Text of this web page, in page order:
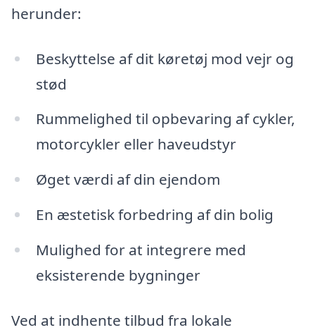
herunder:
Beskyttelse af dit køretøj mod vejr og
stød
Rummelighed til opbevaring af cykler,
motorcykler eller haveudstyr
Øget værdi af din ejendom
En æstetisk forbedring af din bolig
Mulighed for at integrere med
eksisterende bygninger
Ved at indhente tilbud fra lokale